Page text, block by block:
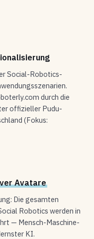
Social-Robotics-
durch die
offizieller Pudu-
(Fokus:
Avatare
Die gesamten
Robotics werden in
— Mensch-Maschine-
KI.